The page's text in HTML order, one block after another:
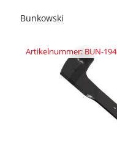
Bunkowski
Artikelnummer: BUN-